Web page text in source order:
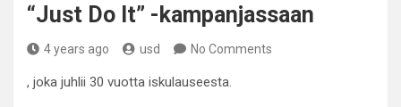
“Just Do It” -kampanjassaan
4 years ago usd No Comments
, joka juhlii 30 vuotta iskulauseesta.